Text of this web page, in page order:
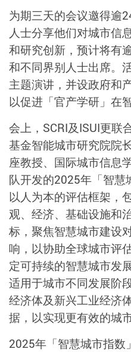
为期三天的会议邀得逾
人士分享他们对城市信
和研究创新，预计将有
和不同界别人士出席。
主题演讲，并设政府和
以促进「官产学研」在
会上， SCRI及ISUI更联
基金智能城市研究院院
座教授、国际城市信息
队开发的2025年「智慧
以人为本的评估框架，
观、经济、基础设施和
标，聚焦智慧城市建设
响，以协助全球城市评
定可持续的智慧城市发
适用于城市不同发展阶
经济体及新兴工业经济
据，以实现更有效的城市
2025年「智慧城市指数